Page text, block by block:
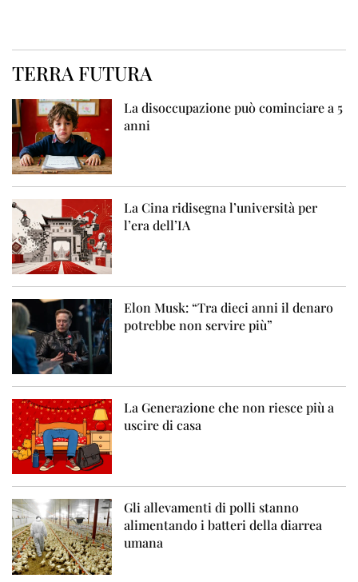
TERRA FUTURA
La disoccupazione può cominciare a 5
anni
La Cina ridisegna l’università per
l’era dell’IA
Elon Musk: “Tra dieci anni il denaro
potrebbe non servire più”
La Generazione che non riesce più a
uscire di casa
Gli allevamenti di polli stanno
alimentando i batteri della diarrea
umana